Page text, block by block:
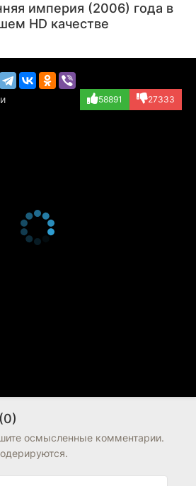
(Freddie Howard)
империя (2006) года в
HD качестве
58891 27333
осмысленные комментарии.